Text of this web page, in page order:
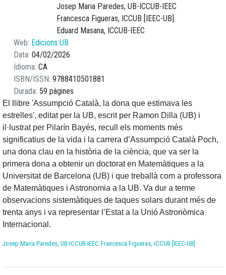
Josep Maria Paredes, UB-ICCUB-IEEC
Francesca Figueras, ICCUB [IEEC-UB]
Eduard Masana, ICCUB-IEEC
Web Edicions UB
Data 04/02/2026
Idioma CA
ISBN/ISSN 9788410501881
Durada 59 pàgines
El llibre 'Assumpció Català, la dona que estimava les
estrelles', editat per la UB, escrit per Ramon Dilla (UB) i
il·lustrat per Pilarín Bayés, recull els moments més
significatius de la vida i la carrera d’Assumpció Català Poch,
una dona clau en la història de la ciència, que va ser la
primera dona a obtenir un doctorat en Matemàtiques a la
Universitat de Barcelona (UB) i que treballà com a professora
de Matemàtiques i Astronomia a la UB. Va dur a terme
observacions sistemàtiques de taques solars durant més de
trenta anys i va representar l’Estat a la Unió Astronòmica
Internacional.
Josep Maria Paredes, UB-ICCUB-IEEC Francesca Figueras, ICCUB [IEEC-UB]